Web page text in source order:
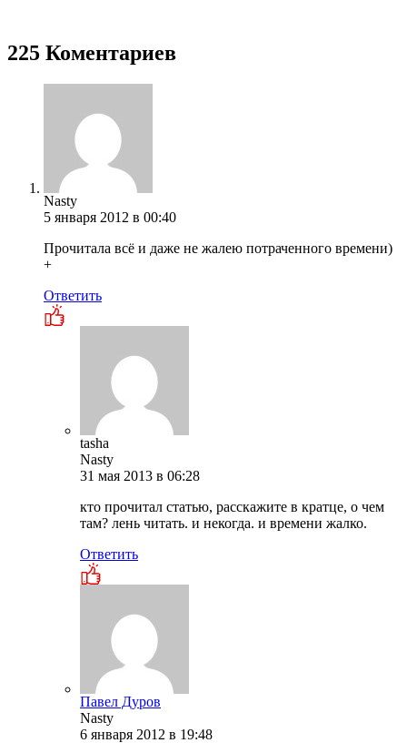
225 Коментариев
Nasty
5 января 2012 в 00:40
Прочитала всё и даже не жалею потраченного времени)
+
Ответить
tasha
Nasty
31 мая 2013 в 06:28
кто прочитал статью, расскажите в кратце, о чем
там? лень читать. и некогда. и времени жалко.
Ответить
Павел Дуров
Nasty
6 января 2012 в 19:48